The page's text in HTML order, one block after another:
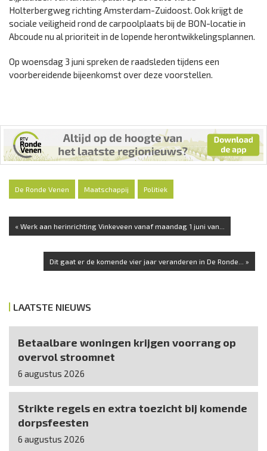
Holterbergweg richting Amsterdam-Zuidoost. Ook krijgt de
sociale veiligheid rond de carpoolplaats bij de BON-locatie in
Abcoude nu al prioriteit in de lopende herontwikkelingsplannen.
Op woensdag 3 juni spreken de raadsleden tijdens een
voorbereidende bijeenkomst over deze voorstellen.
De Ronde Venen Maatschappij Politiek
« Werk aan herinrichting Vinkeveen vanaf maandag 1 juni van...
Dit gaat er de komende vier jaar veranderen in De Ronde... »
LAATSTE NIEUWS
Betaalbare woningen krijgen voorrang op
overvol stroomnet
6 augustus 2026
Strikte regels en extra toezicht bij komende
dorpsfeesten
6 augustus 2026